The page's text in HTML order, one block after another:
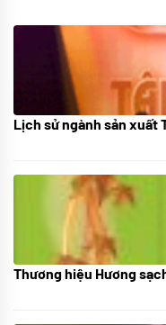
21/10/2025
Lịch sử ngành sản xuất
18/10/2025
Thương hiệu Hương